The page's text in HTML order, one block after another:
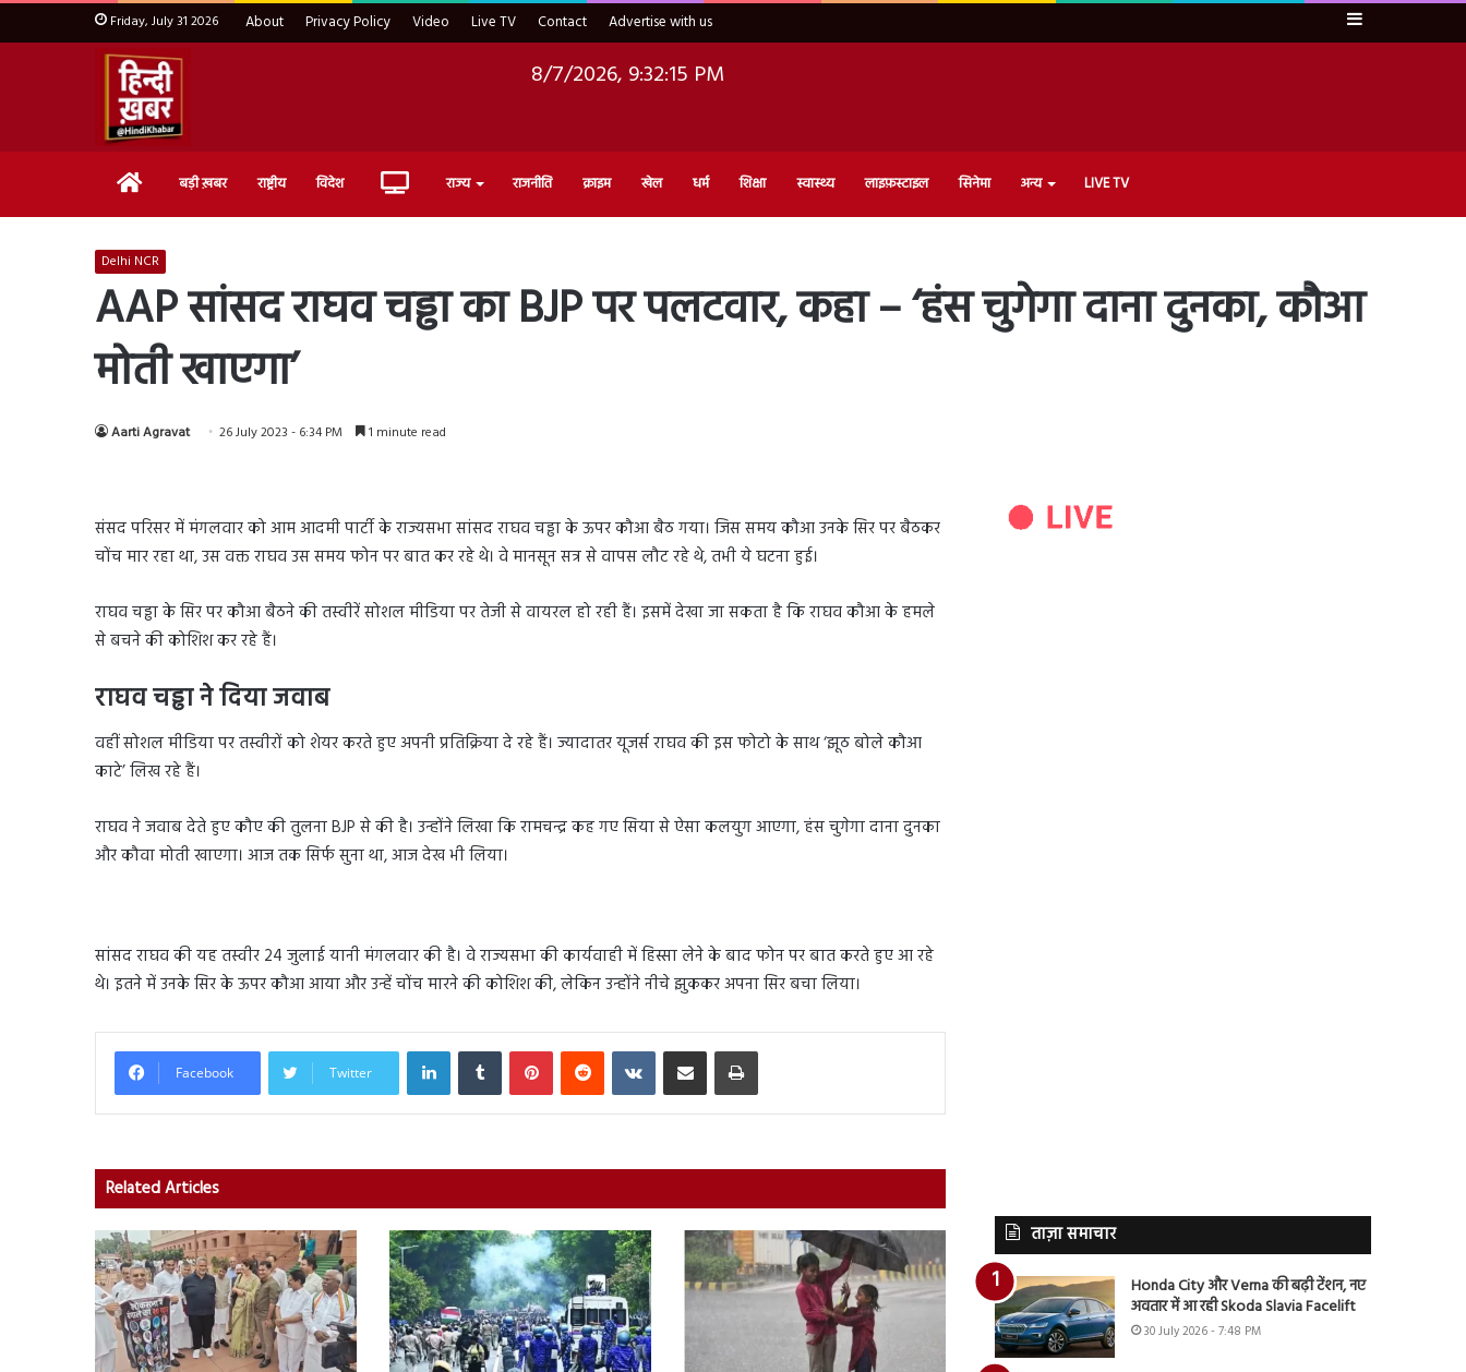
Friday, July 31 2026 About Privacy Policy Video Live TV Contact Advertise with us Sidebar
8/7/2026, 9:32:16 PM
Home बड़ी ख़बर राष्ट्रीय विदेश Live राज्य राजनीति क्राइम खेल धर्म शिक्षा स्वास्थ्य लाइफ़स्टाइल सिनेमा अन्य LIVE TV
Delhi NCR
AAP सांसद राघव चड्ढा का BJP पर पलटवार, कहा – ‘हंस चुगेगा दाना दुनका, कौआ
मोती खाएगा’
Aarti Agravat 26 July 2023 - 6:34 PM 1 minute read
संसद परिसर में मंगलवार को आम आदमी पार्टी के राज्यसभा सांसद राघव चड्ढा के ऊपर कौआ बैठ गया। जिस समय कौआ उनके सिर पर बैठकर
चोंच मार रहा था, उस वक्त राघव उस समय फोन पर बात कर रहे थे। वे मानसून सत्र से वापस लौट रहे थे, तभी ये घटना हुई।
राघव चड्ढा के सिर पर कौआ बैठने की तस्वीरें सोशल मीडिया पर तेजी से वायरल हो रही हैं। इसमें देखा जा सकता है कि राघव कौआ के हमले
से बचने की कोशिश कर रहे हैं।
राघव चड्ढा ने दिया जवाब
वहीं सोशल मीडिया पर तस्वीरों को शेयर करते हुए अपनी प्रतिक्रिया दे रहे हैं। ज्यादातर यूजर्स राघव की इस फोटो के साथ ‘झूठ बोले कौआ
काटे’ लिख रहे हैं।
राघव ने जवाब देते हुए कौए की तुलना BJP से की है। उन्होंने लिखा कि रामचन्द्र कह गए सिया से ऐसा कलयुग आएगा, हंस चुगेगा दाना दुनका
और कौवा मोती खाएगा। आज तक सिर्फ सुना था, आज देख भी लिया।
सांसद राघव की यह तस्वीर 24 जुलाई यानी मंगलवार की है। वे राज्यसभा की कार्यवाही में हिस्सा लेने के बाद फोन पर बात करते हुए आ रहे
थे। इतने में उनके सिर के ऊपर कौआ आया और उन्हें चोंच मारने की कोशिश की, लेकिन उन्होंने नीचे झुककर अपना सिर बचा लिया।
Facebook Twitter
LinkedInTumblr PinterestReddit VKontakteShare via Email Print
Related Articles
ताज़ा समाचार
Honda City और Verna की बढ़ी टेंशन, नए
अवतार में आ रही Skoda Slavia Facelift
30 July 2026 - 7:48 PM